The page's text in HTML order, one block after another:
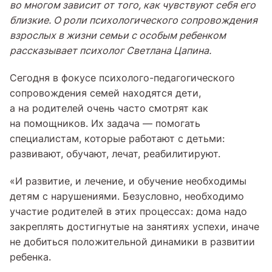
во многом зависит от того, как чувствуют себя его
близкие. О роли психологического сопровождения
взрослых в жизни семьи с особым ребенком
рассказывает психолог Светлана Цапина.
Сегодня в фокусе психолого-педагогического
сопровождения семей находятся дети,
а на родителей очень часто смотрят как
на помощников. Их задача — помогать
специалистам, которые работают с детьми:
развивают, обучают, лечат, реабилитируют.
«И развитие, и лечение, и обучение необходимы
детям с нарушениями. Безусловно, необходимо
участие родителей в этих процессах: дома надо
закреплять достигнутые на занятиях успехи, иначе
не добиться положительной динамики в развитии
ребенка.